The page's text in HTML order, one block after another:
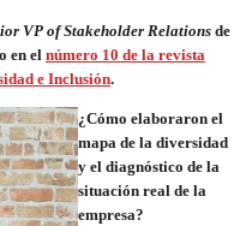
VP of Stakeholder Relationsde
en el número 10 de la revista
e Inclusión.
¿Cómo elaboraron el
mapa de la diversidad
y el diagnóstico de la
situación real de la
empresa?